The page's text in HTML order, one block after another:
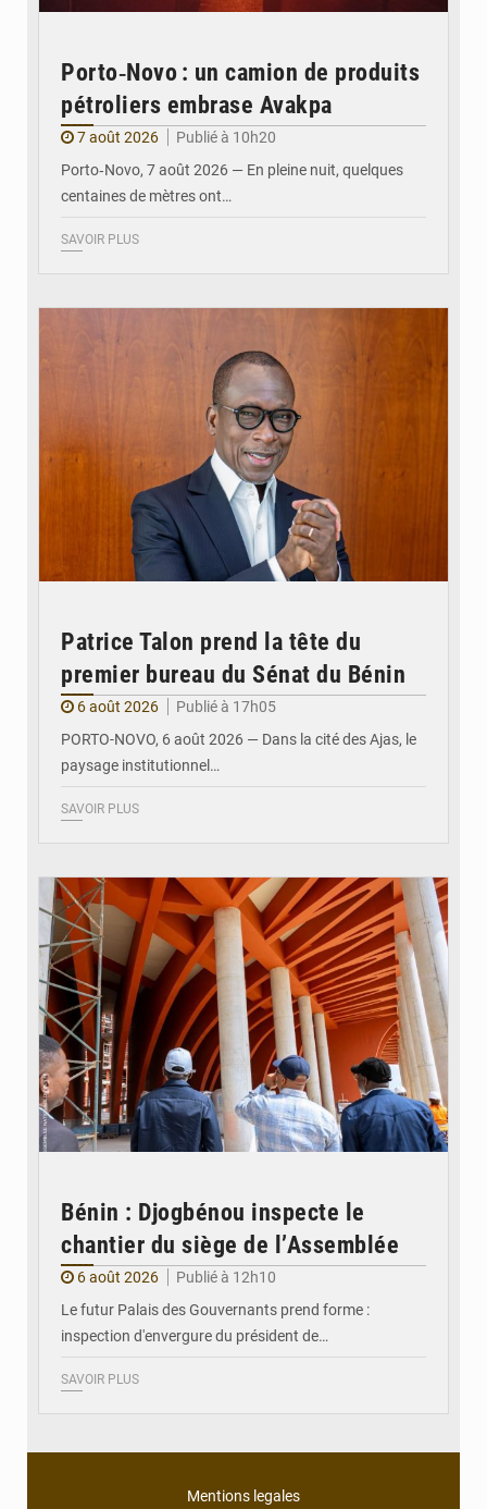
Porto‑Novo : un camion de produits
pétroliers embrase Avakpa
7 août 2026
Publié à 10h20
Porto‑Novo, 7 août 2026 — En pleine nuit, quelques
centaines de mètres ont…
SAVOIR PLUS
Patrice Talon prend la tête du
premier bureau du Sénat du Bénin
6 août 2026
Publié à 17h05
PORTO-NOVO, 6 août 2026 — Dans la cité des Ajas, le
paysage institutionnel…
SAVOIR PLUS
Bénin : Djogbénou inspecte le
chantier du siège de l’Assemblée
6 août 2026
Publié à 12h10
Le futur Palais des Gouvernants prend forme :
inspection d'envergure du président de…
SAVOIR PLUS
Mentions legales